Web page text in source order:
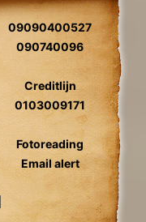
09090400527
090740096
Creditlijn
0103009171
Fotoreading
Email alert